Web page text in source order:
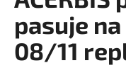
0,0
out
of
pasuje na
08/11
i
n
g